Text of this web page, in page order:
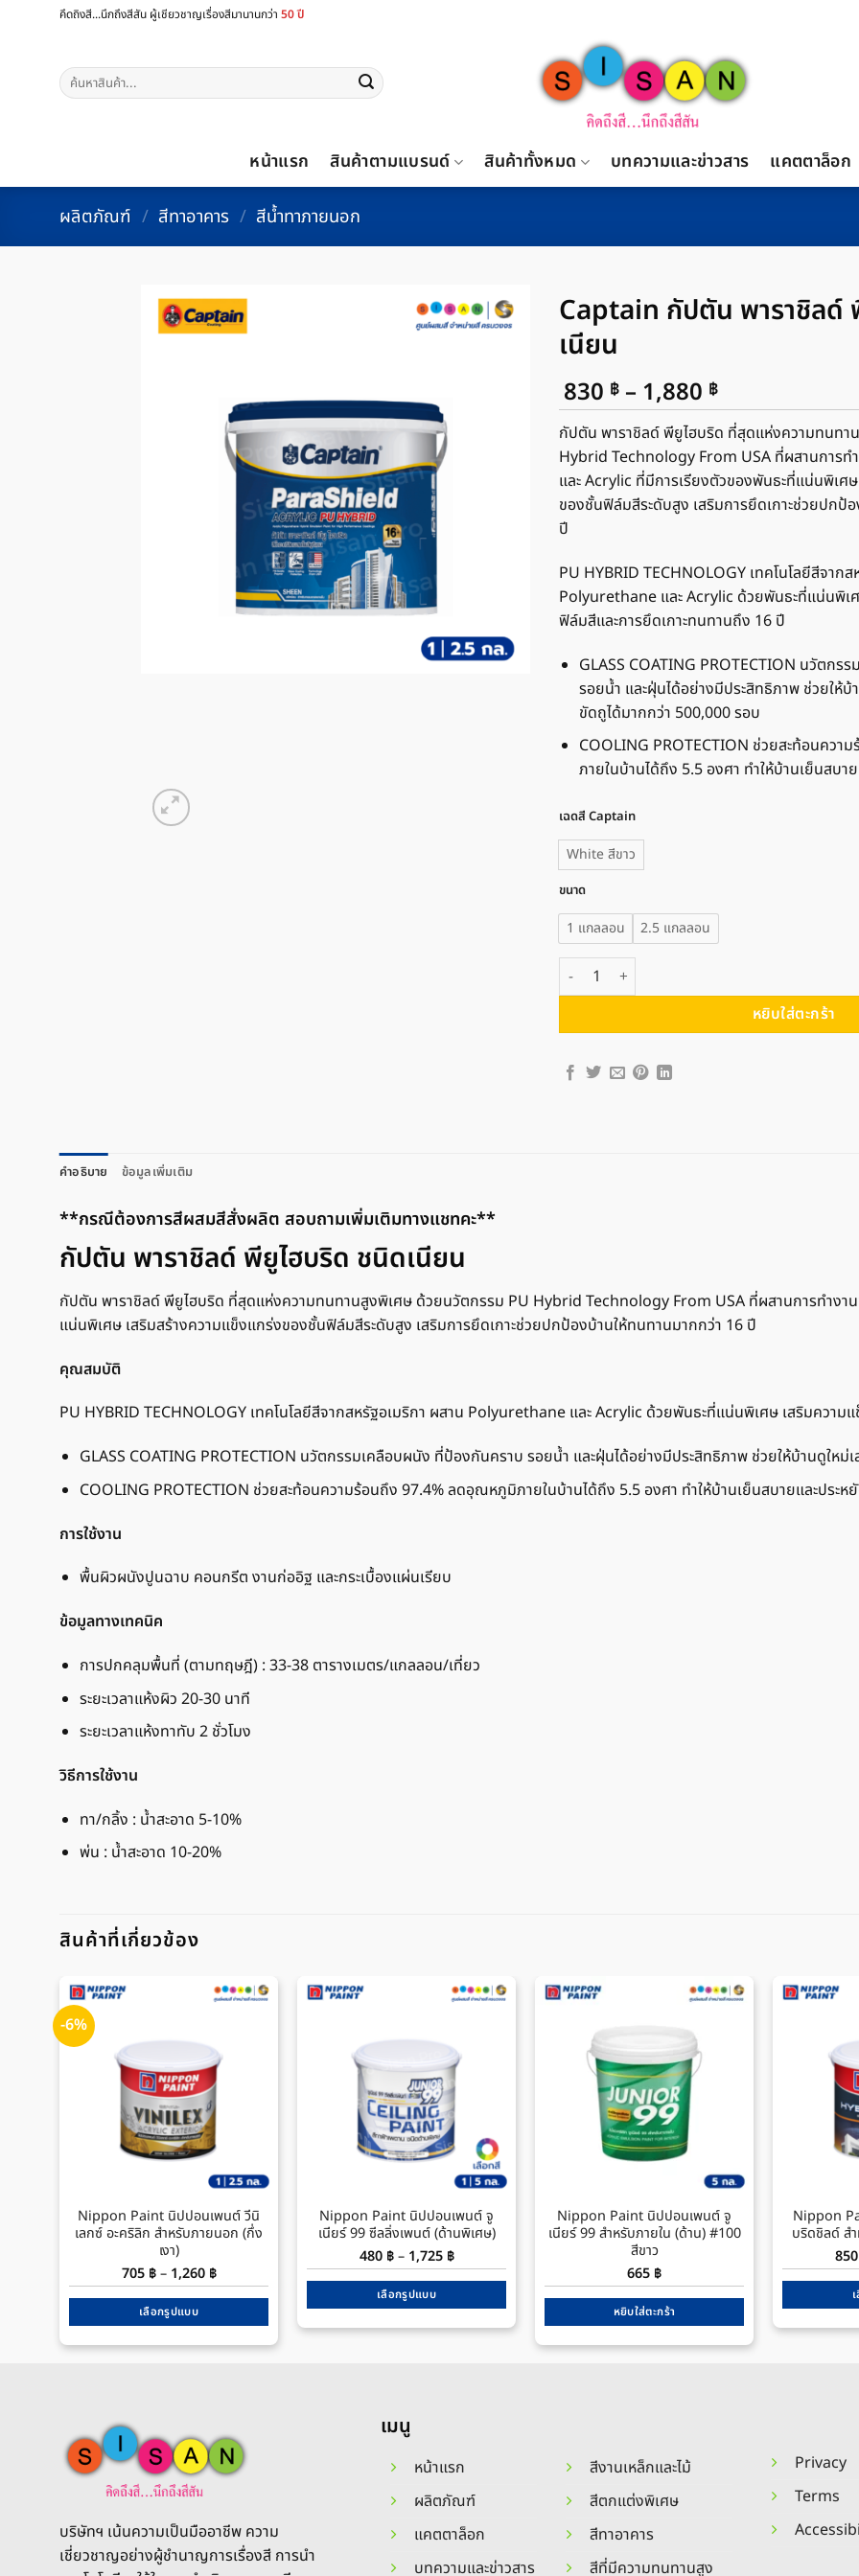
คึดถิงสี...นึกถึงสีสัน ผู้เชียวชาญเรื่องสีมานานกว่า 50 ปี
ค้นหา:
หน้าแรก สินค้าตามแบรนด์ สินค้าทั้งหมด บทความและข่าวสาร แคตตาล็อก
ผลิตภัณฑ์ / สีทาอาคาร / สีน้ำทาภายนอก
Captain กัปตัน พาราชิลด์
เนียน
830 ฿ – 1,880 ฿Price
range:
830 ฿
through
1,880 ฿
กัปตัน พาราชิลด์ พียูไฮบริด ที่สุดแห่งความทนทา
Hybrid Technology From USA ที่ผสานการ
และ Acrylic ที่มีการเรียงตัวของพันธะที่แน่นพิเศ
ของชั้นฟิล์มสีระดับสูง เสริมการยึดเกาะช่วยปกป้
ปี
PU HYBRID TECHNOLOGY เทคโนโลยีสีจาก
Polyurethane และ Acrylic ด้วยพันธะที่แน่นพิเ
ฟิล์มสีและการยึดเกาะทนทานถึง 16 ปี
GLASS COATING PROTECTION นวัตก
รอยน้ำ และฝุ่นได้อย่างมีประสิทธิภาพ ช่วยให้บ้
ขัดถูได้มากกว่า 500,000 รอบ
COOLING PROTECTION ช่วยสะท้อนคว
ภายในบ้านได้ถึง 5.5 องศา ทำให้บ้านเย็นสบา
เฉดสี Captain
White สีขาว
ขนาด
1 แกลลอน
2.5 แกลลอน
จำนวน Captain กัปตัน พาราชิลด์ พียูไฮบริด ชนิดเนีย
หยิบใส่ตะกร้า
คำอธิบาย ข้อมูลเพิ่มเติม
**กรณีต้องการสีผสมสีสั่งผลิต สอบถามเพิ่มเติมทางแชทคะ**
กัปตัน พาราชิลด์ พียูไฮบริด ชนิดเนียน
กัปตัน พาราชิลด์ พียูไฮบริด ที่สุดแห่งความทนทานสูงพิเศษ ด้วยนวัตกรรม PU Hybrid Technology From USA ที่ผสานการทำง
แน่นพิเศษ เสริมสร้างความแข็งแกร่งของชั้นฟิล์มสีระดับสูง เสริมการยึดเกาะช่วยปกป้องบ้านให้ทนทานมากกว่า 16 ปี
คุณสมบัติ
PU HYBRID TECHNOLOGY เทคโนโลยีสีจากสหรัฐอเมริกา ผสาน Polyurethane และ Acrylic ด้วยพันธะที่แน่นพิเศษ เสริมควา
GLASS COATING PROTECTION นวัตกรรมเคลือบผนัง ที่ป้องกันคราบ รอยน้ำ และฝุ่นได้อย่างมีประสิทธิภาพ ช่วยให้บ้านดูให
COOLING PROTECTION ช่วยสะท้อนความร้อนถึง 97.4% ลดอุณหภูมิภายในบ้านได้ถึง 5.5 องศา ทำให้บ้านเย็นสบายและประห
การใช้งาน
พื้นผิวผนังปูนฉาบ คอนกรีต งานก่ออิฐ และกระเบื้องแผ่นเรียบ
ข้อมูลทางเทคนิค
การปกคลุมพื้นที่ (ตามทฤษฎี) : 33-38 ตารางเมตร/แกลลอน/เที่ยว
ระยะเวลาแห้งผิว 20-30 นาที
ระยะเวลาแห้งทาทับ 2 ชั่วโมง
วิธีการใช้งาน
ทา/กลิ้ง : น้ำสะอาด 5-10%
พ่น : น้ำสะอาด 10-20%
สินค้าที่เกี่ยวข้อง
-6%
Nippon Paint นิปปอนเพนต์ วีนิ
เลกซ์ อะคริลิก สำหรับภายนอก (กึ่ง
เงา)
705 ฿ – 1,260 ฿Price
range:
705 ฿
1,260 ฿
เลือกรูปแบบ
The
options
may
chosen
on
Nippon Paint นิปปอนเพนต์ จู
เนียร์ 99 ซีลลิ่งเพนต์ (ด้านพิเศษ)
480 ฿ – 1,725 ฿Price
range:
480 ฿
1,725 ฿
เลือกรูปแบบ
The
may
be
on
the
Nippon Paint นิปปอนเพนต์ จู
เนียร์ 99 สำหรับภายใน (ด้าน) #100
สีขาว
665 ฿
หยิบใส่ตะกร้า
Nippon
บริดชิลด์ ส
บริษัทฯ เน้นความเป็นมืออาชีพ ความ
เชี่ยวชาญอย่างผู้ชำนาญการเรื่องสี การนำ
เมนู
หน้าแรก
ผลิตภัณฑ์
แคตตาล็อก
บทความและข่าวสาร
สีงานเหล็กและไม้
สีตกแต่งพิเศษ
สีทาอาคาร
สีที่มีความทนทานสูง
Privacy
Terms